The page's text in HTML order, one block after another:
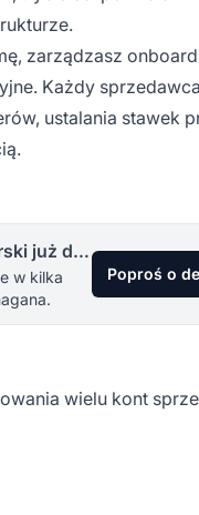
zarządzasz
Każdy
ustalania
Uruchom swój program partnerski już dziś
w kilka
Poproś o
wielu kont